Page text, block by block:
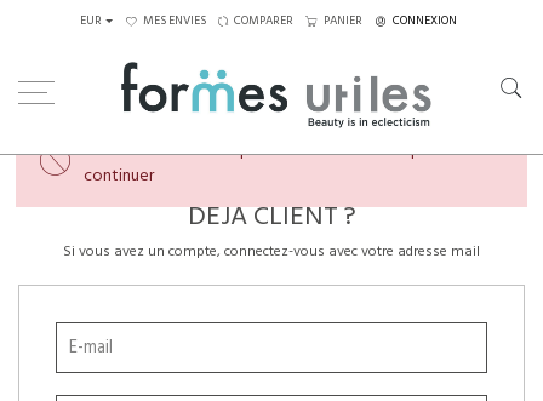
EUR MES ENVIES COMPARER PANIER CONNEXION
Veuillez créer un compte ou vous connecter pour
continuer
DÉJÀ CLIENT ?
Si vous avez un compte, connectez-vous avec votre adresse mail